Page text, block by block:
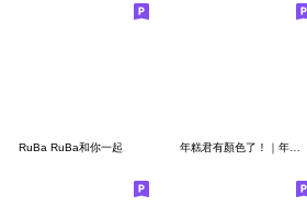
RuBa RuBa和你一起